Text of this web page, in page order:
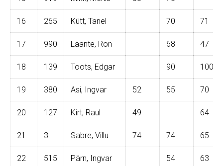
16 265 Kütt, Tanel 70 71
17 990 Laante, Ron 68 47
18 139 Toots, Edgar 90 100
19 380 Asi, Ingvar 52 55 70
20 127 Kirt, Raul 49 64
21 3 Sabre, Villu 74 74 65
22 515 Pärn, Ingvar 54 63